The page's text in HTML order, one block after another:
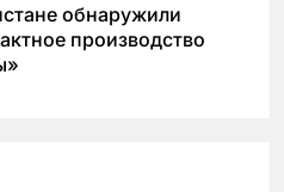
обнаружили
производство